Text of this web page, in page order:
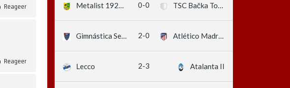
Reageer
Reageer
Metalist 1925 Kharkiv W 0-0 TSC Bačka Topola
Gimnástica Segoviana 2-0 Atlético Madrid II
Lecco 2-3 Atalanta II